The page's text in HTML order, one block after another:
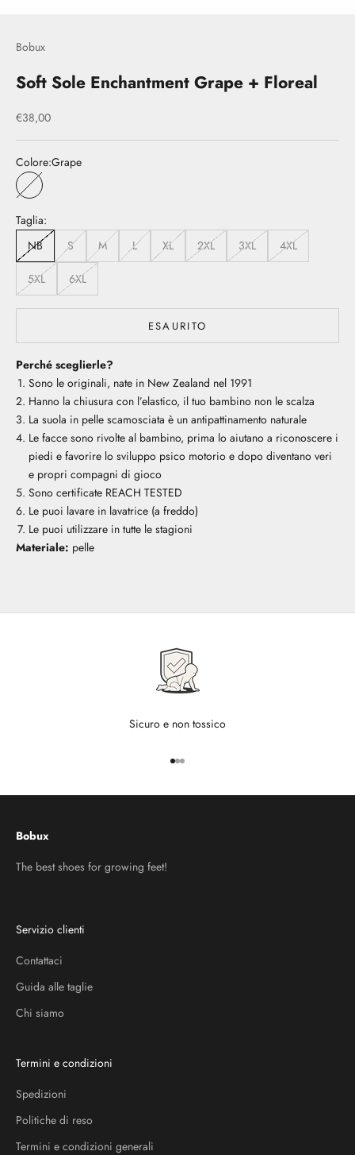
Bobux
Soft Sole Enchantment Grape + Floreal
Prezzo scontato
€38,00
Colore:Grape
Grape
Taglia:
NB
S M L XL 2XL 3XL 4XL
5XL 6XL
ESAURITO
Perché sceglierle?
Sono le originali, nate in New Zealand nel 1991
Hanno la chiusura con l’elastico, il tuo bambino non le scalza
La suola in pelle scamosciata è un antipattinamento naturale
Le facce sono rivolte al bambino, prima lo aiutano a riconoscere i
piedi e favorire lo sviluppo psico motorio e dopo diventano veri
e propri compagni di gioco
Sono certificate REACH TESTED
Le puoi lavare in lavatrice (a freddo)
Le puoi utilizzare in tutte le stagioni
Materiale: pelle
Sicuro e non tossico
Vai all'articolo 1
Vai all'articolo 2
Vai all'articolo 3
Bobux
The best shoes for growing feet!
Servizio clienti
Contattaci
Guida alle taglie
Chi siamo
Termini e condizioni
Spedizioni
Politiche di reso
Termini e condizioni generali